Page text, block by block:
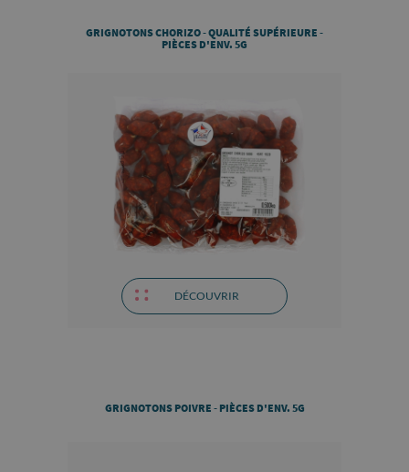
GRIGNOTONS CHORIZO - QUALITÉ SUPÉRIEURE -
PIÈCES D'ENV. 5G
DÉCOUVRIR
GRIGNOTONS POIVRE - PIÈCES D'ENV. 5G